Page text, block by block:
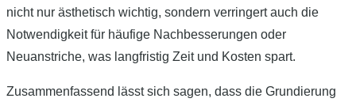
nicht nur ästhetisch wichtig, sondern verringert auch die
Notwendigkeit für häufige Nachbesserungen oder
Neuanstriche, was langfristig Zeit und Kosten spart.
Zusammenfassend lässt sich sagen, dass die Grundierung